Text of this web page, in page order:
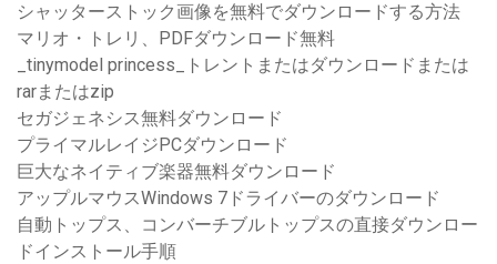
シャッターストック画像を無料でダウンロードする方法
マリオ・トレリ、PDFダウンロード無料
_tinymodel princess_トレントまたはダウンロードまたは
rarまたはzip
セガジェネシス無料ダウンロード
プライマルレイジPCダウンロード
巨大なネイティブ楽器無料ダウンロード
アップルマウスWindows 7ドライバーのダウンロード
自動トップス、コンバーチブルトップスの直接ダウンロー
ドインストール手順